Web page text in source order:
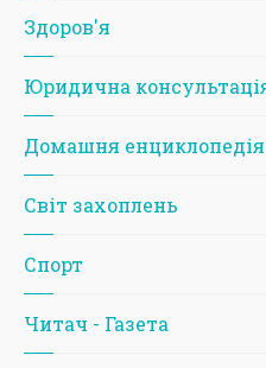
Здоров'я
Юридична
Домашня енциклопедія
Світ захоплень
Спорт
Читач - Газета